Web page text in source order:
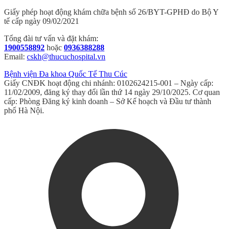
Giấy phép hoạt động khám chữa bệnh số 26/BYT-GPHĐ do Bộ Y
tế cấp ngày 09/02/2021
Tổng đài tư vấn và đặt khám:
1900558892 hoặc 0936388288
Email: cskh@thucuchospital.vn
Bệnh viện Đa khoa Quốc Tế Thu Cúc
Giấy CNĐK hoạt động chi nhánh: 0102624215-001 – Ngày cấp:
11/02/2009, đăng ký thay đổi lần thứ 14 ngày 29/10/2025. Cơ quan
cấp: Phòng Đăng ký kinh doanh – Sở Kế hoạch và Đầu tư thành
phố Hà Nội.